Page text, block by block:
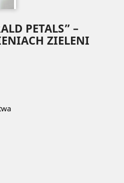
PETALS” –
ZIELENI